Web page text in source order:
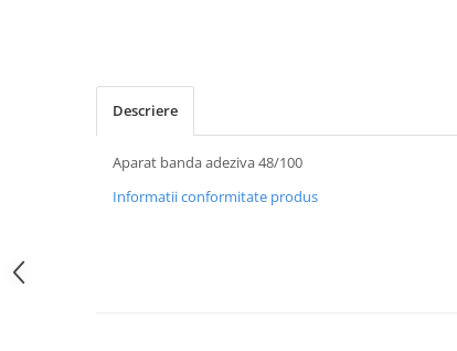
Descriere
Aparat banda adeziva 48/100
Informatii conformitate produs